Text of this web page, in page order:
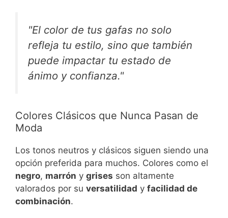
"El color de tus gafas no solo
refleja tu estilo, sino que también
puede impactar tu estado de
ánimo y confianza."
Colores Clásicos que Nunca Pasan de
Moda
Los tonos neutros y clásicos siguen siendo una
opción preferida para muchos. Colores como el
negro, marrón y grises son altamente
valorados por su versatilidad y facilidad de
combinación.